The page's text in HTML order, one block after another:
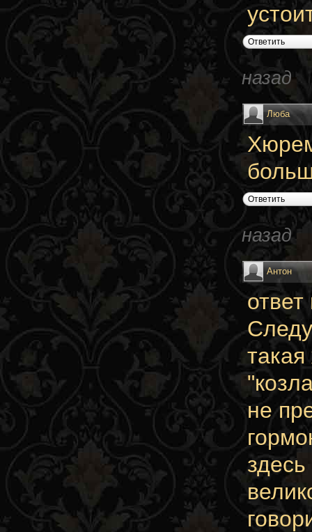
Ответить
назад
Люба
Ответить
назад
Антон
не